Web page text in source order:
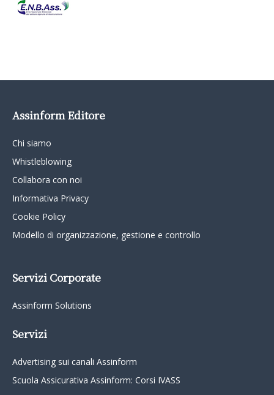
Assinform Editore
Chi siamo
Whistleblowing
Collabora con noi
Informativa Privacy
Cookie Policy
Modello di organizzazione, gestione e controllo
Servizi Corporate
Assinform Solutions
Servizi
Advertising sui canali Assinform
Scuola Assicurativa Assinform: Corsi IVASS